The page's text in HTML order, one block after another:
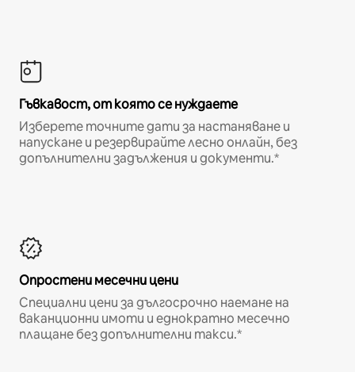
Гъвкавост, от която се нуждаете
Изберете точните дати за настаняване и
напускане и резервирайте лесно онлайн, без
допълнителни задължения и документи.*
Опростени месечни цени
Специални цени за дългосрочно наемане на
ваканционни имоти и еднократно месечно
плащане без допълнителни такси.*